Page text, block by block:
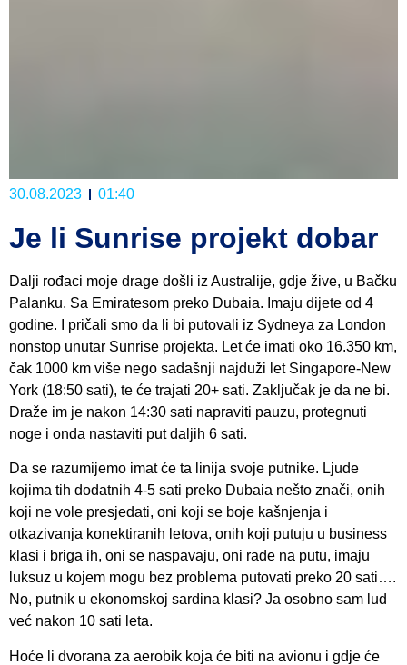
30.08.2023 01:40
Je li Sunrise projekt dobar
Dalji rođaci moje drage došli iz Australije, gdje žive, u Bačku
Palanku. Sa Emiratesom preko Dubaia. Imaju dijete od 4
godine. I pričali smo da li bi putovali iz Sydneya za London
nonstop unutar Sunrise projekta. Let će imati oko 16.350 km,
čak 1000 km više nego sadašnji najduži let Singapore-New
York (18:50 sati), te će trajati 20+ sati. Zaključak je da ne bi.
Draže im je nakon 14:30 sati napraviti pauzu, protegnuti
noge i onda nastaviti put daljih 6 sati.
Da se razumijemo imat će ta linija svoje putnike. Ljude
kojima tih dodatnih 4-5 sati preko Dubaia nešto znači, onih
koji ne vole presjedati, oni koji se boje kašnjenja i
otkazivanja konektiranih letova, onih koji putuju u business
klasi i briga ih, oni se naspavaju, oni rade na putu, imaju
luksuz u kojem mogu bez problema putovati preko 20 sati….
No, putnik u ekonomskoj sardina klasi? Ja osobno sam lud
već nakon 10 sati leta.
Hoće li dvorana za aerobik koja će biti na avionu i gdje će